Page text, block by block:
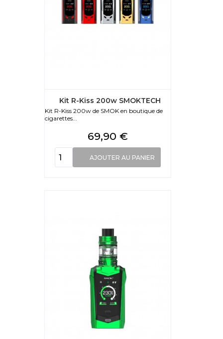
Kit R-Kiss 200w SMOKTECH
Kit R-Kiss 200w de SMOK en boutique de
cigarettes...
Prix
69,90 €
AJOUTER AU PANIER